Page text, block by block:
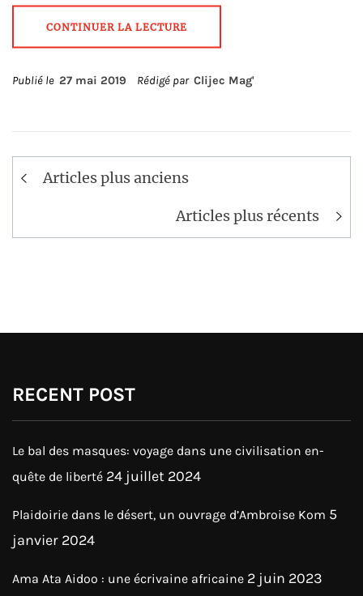
CONTINUER LA LECTURE
Publié le 27 mai 2019 Rédigé par Clijec Mag'
Navigation
Articles plus anciens
Articles plus récents
RECENT POST
Le bal des masques: voyage dans une civilisation en-
quête de liberté 24 juillet 2024
Plaidoirie dans le désert, un ouvrage d’Ambroise Kom 5
janvier 2024
Ama Ata Aidoo : une écrivaine africaine 2 juin 2023